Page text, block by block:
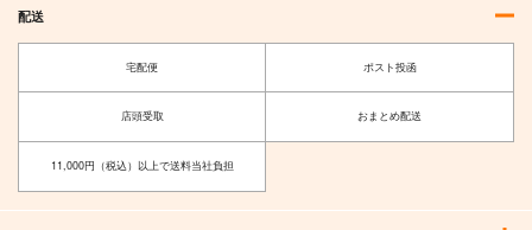
配送
宅配便 ポスト投函
店頭受取 おまとめ配送
11,000円（税込）以上で送料当社負担